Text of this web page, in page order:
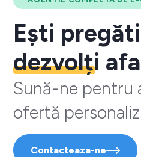
Ești
dezvolți
Sună-ne pentru
ofertă
Contacteaza-ne